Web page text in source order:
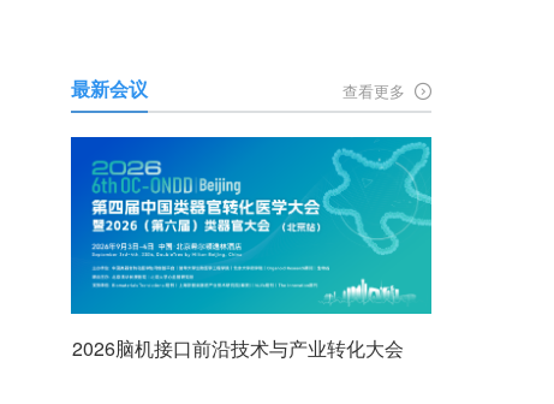
最新会议 查看更多
2026脑机接口前沿技术与产业转化大会